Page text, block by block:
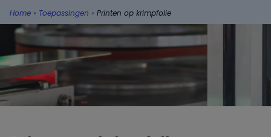
Home › Toepassingen › Printen op krimpfolie